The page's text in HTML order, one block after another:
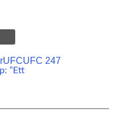
UFCUFC 247
”Ett